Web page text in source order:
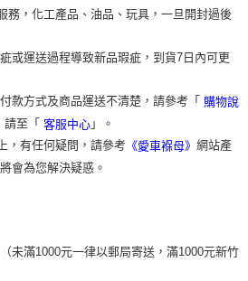
務，化工產品、油品、玩具，一旦開封過後
或運送過程導致新品瑕疵，到貨7日內可更
款方式及商品運送不清楚，請參考「 購物說
請至「 客服中心 」。
，有任何疑問，請參考 《愛車褓母》 網站產
會為您解決疑惑。
未滿1000元一律以郵局寄送，滿1000元新竹